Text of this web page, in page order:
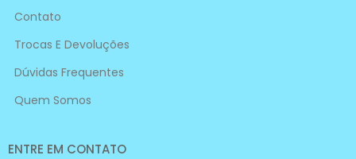
Contato
Trocas E Devoluções
Dúvidas Frequentes
Quem Somos
ENTRE EM CONTATO